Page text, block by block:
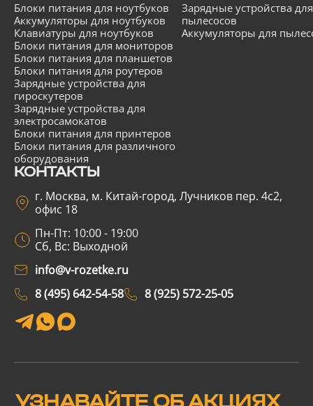
Блоки питания для ноутбуков
Аккумуляторы для ноутбуков
Клавиатуры для ноутбуков
Блоки питания для мониторов
Блоки питания для планшетов
Блоки питания для роутеров
Зарядные устройства для
гироскутеров
Зарядные устройства для
электросамокатов
Блоки питания для принтеров
Блоки питания для различного
оборудования
Зарядные устройства для
пылесосов
Аккумуляторы для
КОНТАКТЫ
г. Москва, м. Китай-город, Лучников пер. 4с2,
офис 18
Пн-Пт: 10:00 - 19:00
Сб, Вс: Выходной
info@v-rozetke.ru
8 (495) 642-54-58
8 (925) 572-25-05
УЗНАВАЙТЕ ОБ АКЦИЯХ